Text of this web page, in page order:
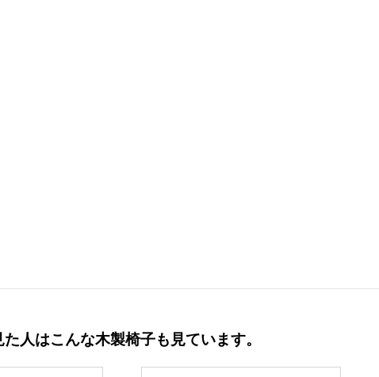
人はこんな木製椅子も見ています。